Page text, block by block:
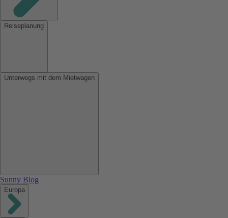
Reiseplanung
Unterwegs mit dem Mietwagen
Sunny Blog
Europa